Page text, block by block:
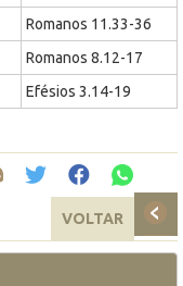
Romanos 11.33-36
Romanos 8.12-17
Efésios 3.14-19
VOLTAR